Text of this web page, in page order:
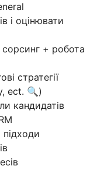
і оцінювати
сорсинг + робота
стратегії
ect. 🔍)
кандидатів